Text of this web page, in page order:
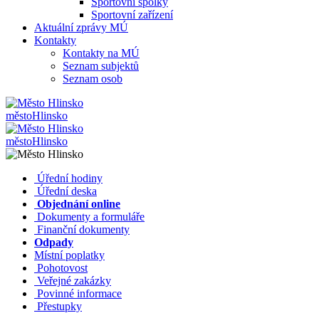
Sportovní zařízení
Aktuální zprávy MÚ
Kontakty
Kontakty na MÚ
Seznam subjektů
Seznam osob
městoHlinsko
městoHlinsko
Úřední hodiny
Úřední deska
Objednání online
Dokumenty a formuláře
Finanční dokumenty
Odpady
Místní poplatky
Pohotovost
Veřejné zakázky
Povinné informace
Přestupky